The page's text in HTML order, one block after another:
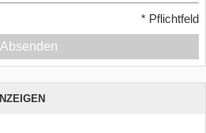
* Pflichtfeld
Absenden